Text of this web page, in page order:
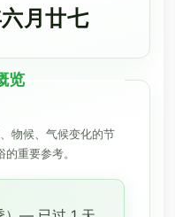
月廿七
览
物候、气候变化的节
重要参考。